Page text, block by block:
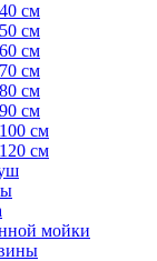
см
см
см
см
см
см
см
см
мойки